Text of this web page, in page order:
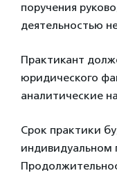
поручения
деятельностью
Практикант
юридического
аналитические
Срок практики
индивидуальном